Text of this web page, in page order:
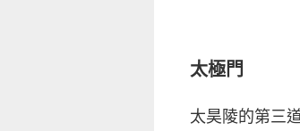
太極門
太昊陵的第三